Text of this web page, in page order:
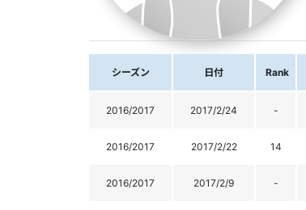
シーズン 日付 Rank
2016/2017 2017/2/24 -
2016/2017 2017/2/22 14
2016/2017 2017/2/9 -